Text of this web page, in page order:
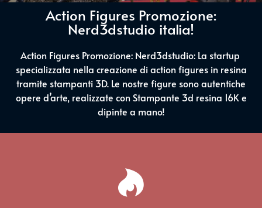
Action Figures Promozione:
Nerd3dstudio italia!
Action Figures Promozione: Nerd3dstudio: La startup
specializzata nella creazione di action figures in resina
tramite stampanti 3D. Le nostre figure sono autentiche
opere d’arte, realizzate con Stampante 3d resina 16K e
dipinte a mano!